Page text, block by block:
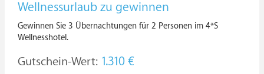
Wellnessurlaub zu gewinnen
Gewinnen Sie 3 Übernachtungen für 2 Personen im 4*S
Wellnesshotel.
Gutschein-Wert: 1.310 €